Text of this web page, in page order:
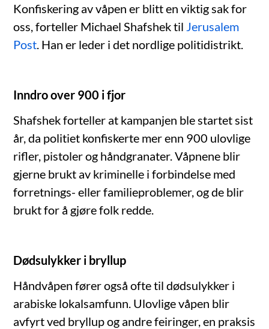
Konfiskering av våpen er blitt en viktig sak for
oss, forteller Michael Shafshek til Jerusalem
Post . Han er leder i det nordlige politidistrikt.
Inndro over 900 i fjor
Shafshek forteller at kampanjen ble startet sist
år, da politiet konfiskerte mer enn 900 ulovlige
rifler, pistoler og håndgranater. Våpnene blir
gjerne brukt av kriminelle i forbindelse med
forretnings- eller familieproblemer, og de blir
brukt for å gjøre folk redde.
Dødsulykker i bryllup
Håndvåpen fører også ofte til dødsulykker i
arabiske lokalsamfunn. Ulovlige våpen blir
avfyrt ved bryllup og andre feiringer, en praksis